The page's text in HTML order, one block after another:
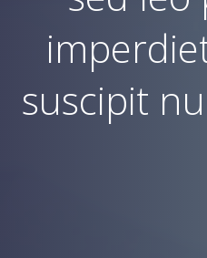
suscipit